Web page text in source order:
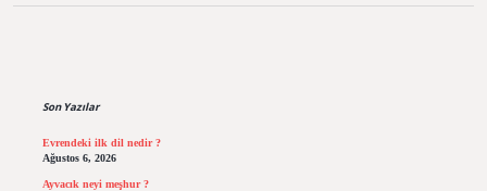
Son Yazılar
Evrendeki ilk dil nedir ?
Ağustos 6, 2026
Ayvacık neyi meşhur ?